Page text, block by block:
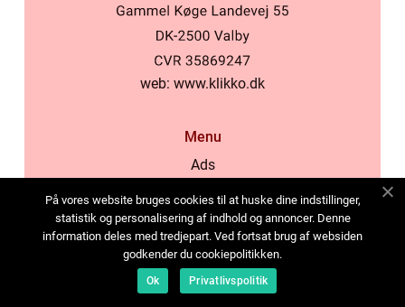
web: www.klikko.dk
Menu
Ads
Cookies
Contact
Sitemap
På vores website bruges cookies til at huske dine indstillinger,
statistik og personalisering af indhold og annoncer. Denne
information deles med tredjepart. Ved fortsat brug af websiden
godkender du cookiepolitikken.
Ok Privatlivspolitik